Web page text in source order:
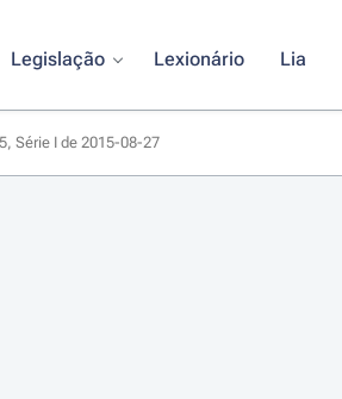
Legislação Lexionário Lia
Série I de 2015-08-27